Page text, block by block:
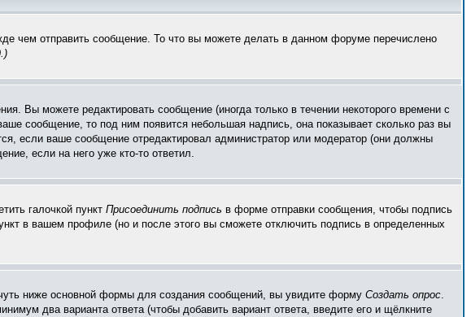
чем отправить сообщение. То что вы можете делать в данном форуме перечислено
)
Вы можете редактировать сообщение (иногда только в течении некоторого времени с
сообщение, то под ним появится небольшая надпись, она показывает сколько раз вы
если ваше сообщение отредактировал администратор или модератор (они должны
если на него уже кто-то ответил.
галочкой пункт Присоединить подпись в форме отправки сообщения, чтобы подпись
в вашем профиле (но и после этого вы сможете отключить подпись в определенных
ниже основной формы для создания сообщений, вы увидите форму Создать опрос.
два варианта ответа (чтобы добавить вариант ответа, введите его и щёлкните